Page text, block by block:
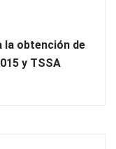
de los
la obtención de
y TSSA